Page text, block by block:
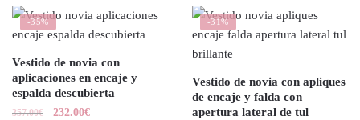
-35%
Vestido de novia con
aplicaciones en encaje y
espalda descubierta
357.00€ 232.00€
-31%
Vestido de novia con apliques
de encaje y falda con
apertura lateral de tul